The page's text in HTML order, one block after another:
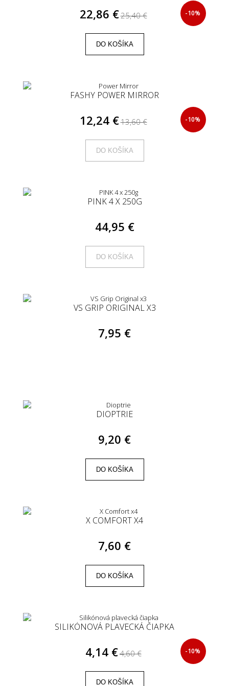
22,86 €25,40 € -10%
DO KOŠÍKA
FASHY POWER MIRROR
12,24 €13,60 € -10%
DO KOŠÍKA
PINK 4 X 250G
44,95 €
DO KOŠÍKA
VS GRIP ORIGINAL X3
7,95 €
DIOPTRIE
9,20 €
DO KOŠÍKA
X COMFORT X4
7,60 €
DO KOŠÍKA
SILIKÓNOVÁ PLAVECKÁ ČIAPKA
4,14 €4,60 € -10%
DO KOŠÍKA